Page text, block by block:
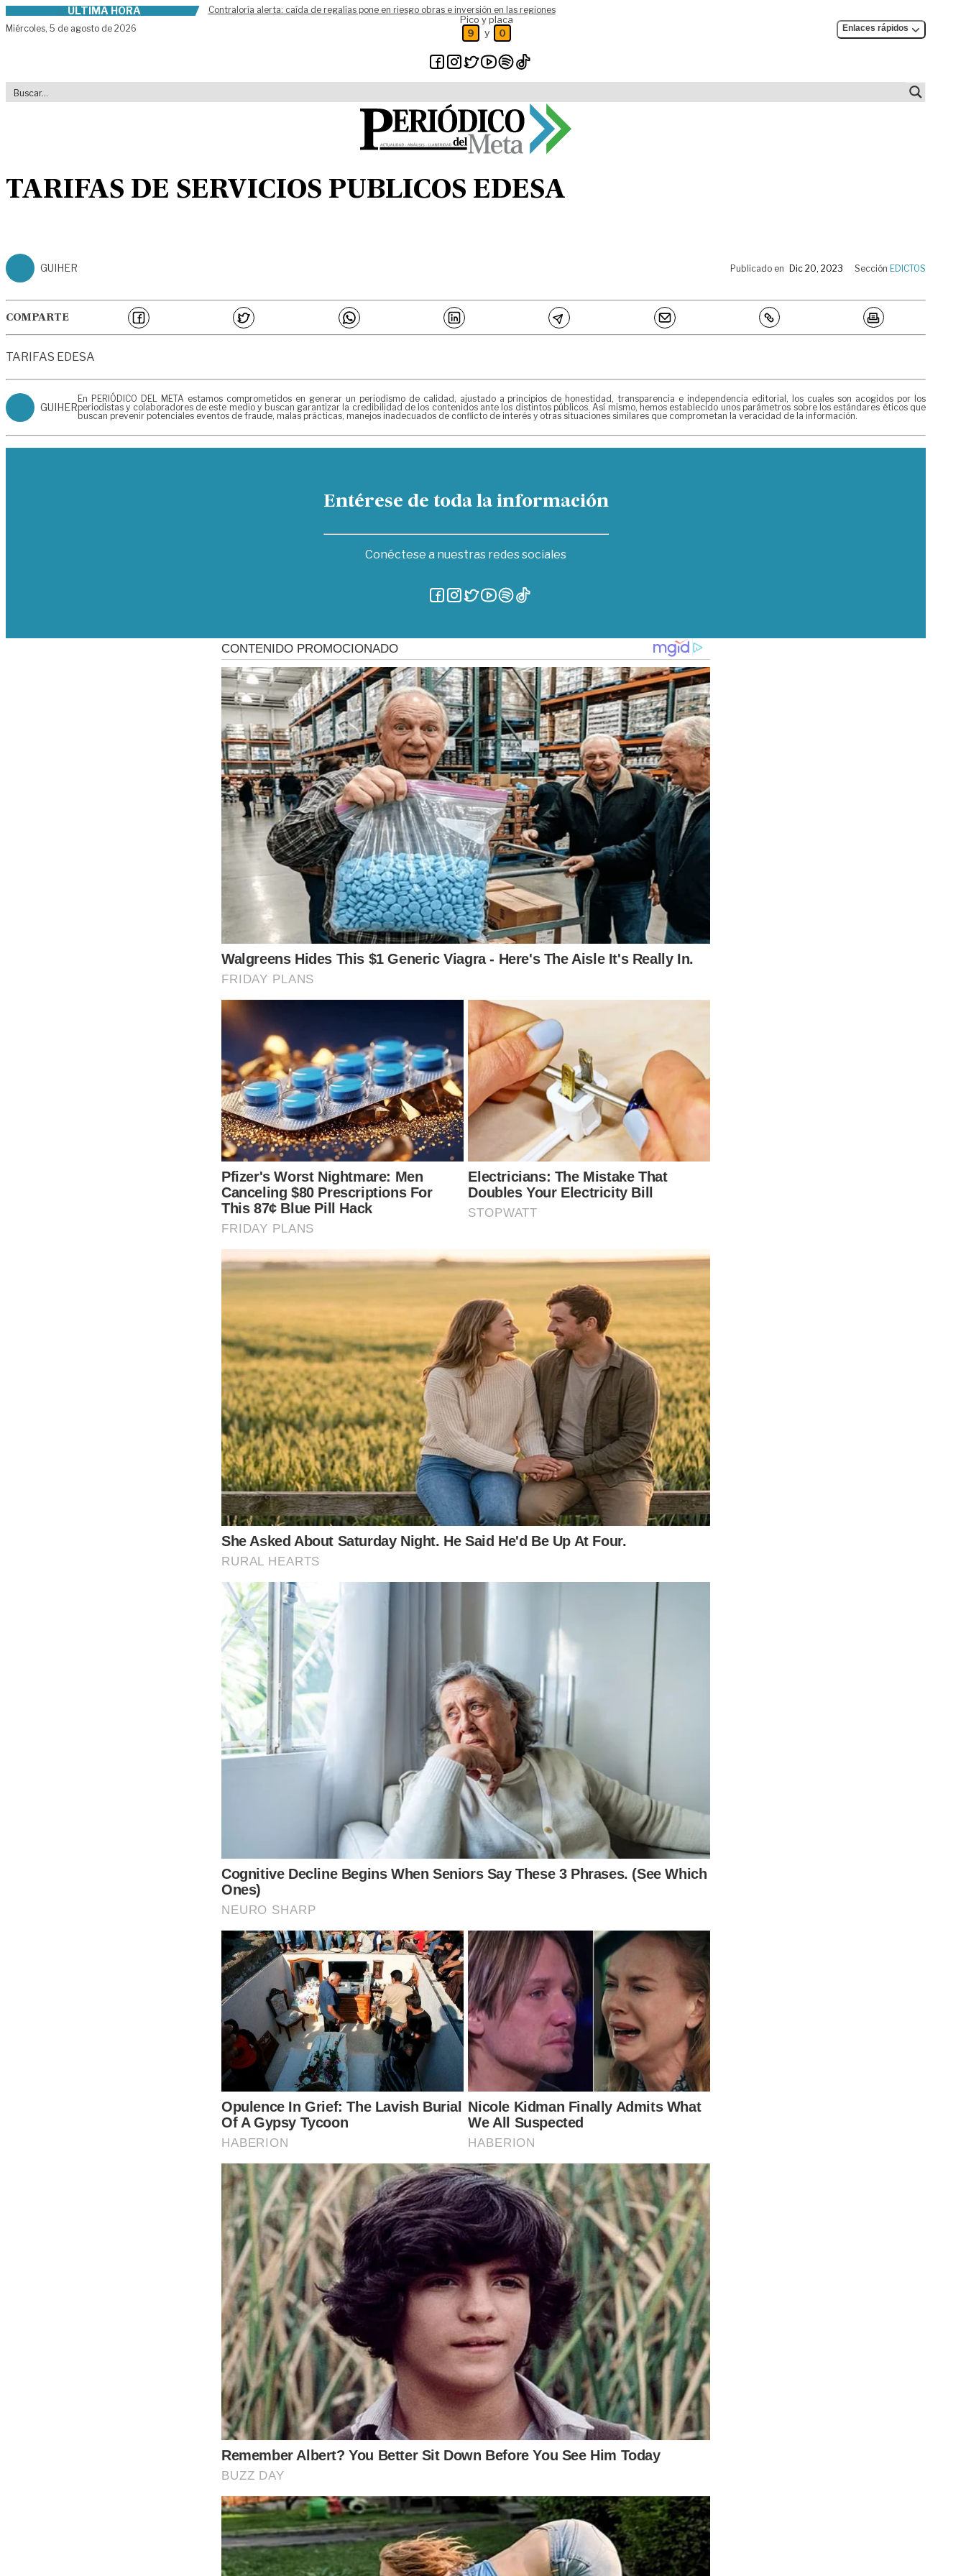
Skip to contentÚLTIMA HORA
Contraloría alerta: caída de regalías pone en riesgo obras e inversión en las regiones
Miércoles, 5 de agosto de 2026
Pico y placa
9 y 0 Enlaces rápidos
TARIFAS DE SERVICIOS PUBLICOS EDESA
GUIHER Publicado en Dic 20, 2023 Sección EDICTOS
COMPARTE
TARIFAS EDESA
GUIHER
En PERIÓDICO DEL META estamos comprometidos en generar un periodismo de calidad, ajustado a principios de honestidad, transparencia e independencia editorial, los cuales son acogidos por los
periodistas y colaboradores de este medio y buscan garantizar la credibilidad de los contenidos ante los distintos públicos. Así mismo, hemos establecido unos parámetros sobre los estándares éticos que
buscan prevenir potenciales eventos de fraude, malas prácticas, manejos inadecuados de conflicto de interés y otras situaciones similares que comprometan la veracidad de la información.
Entérese de toda la información
Conéctese a nuestras redes sociales